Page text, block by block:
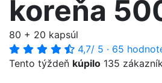
koreňa
80 + 20 kapsúl
4,7/ 5 · 65
Tento týždeň kúpilo 135